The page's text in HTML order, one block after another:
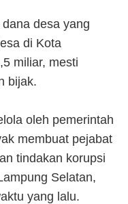
desa yang
di Kota
miliar, mesti
bijak.
oleh pemerintah
membuat pejabat
tindakan korupsi
Selatan,
yang lalu.